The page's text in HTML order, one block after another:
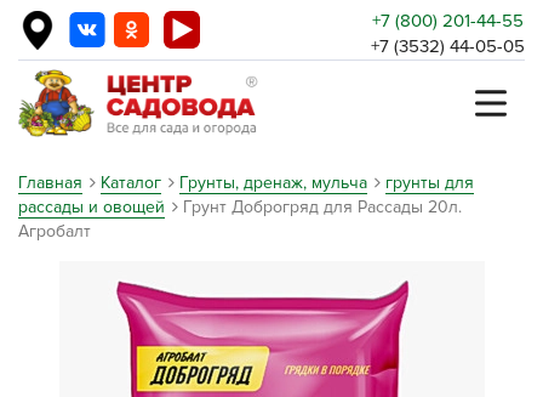
+7 (800) 201-44-55
+7 (3532) 44-05-05
Главная Каталог Грунты, дренаж, мульча
грунты для
рассады и овощей
Грунт Доброгряд для Рассады 20л.
Агробалт